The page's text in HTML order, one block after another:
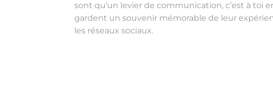
sont qu’un levier de communication, c’est à toi
gardent un souvenir mémorable de leur
les réseaux sociaux.